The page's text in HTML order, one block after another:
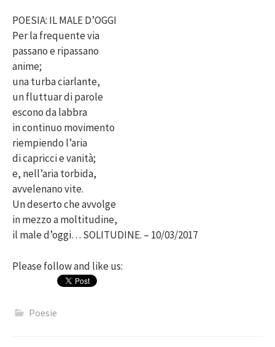
POESIA: IL MALE D’OGGI
Per la frequente via
passano e ripassano
anime;
una turba ciarlante,
un fluttuar di parole
escono da labbra
in continuo movimento
riempiendo l’aria
di capricci e vanità;
e, nell’aria torbida,
avvelenano vite.
Un deserto che avvolge
in mezzo a moltitudine,
il male d’oggi… SOLITUDINE. – 10/03/2017
Please follow and like us:
Poesie